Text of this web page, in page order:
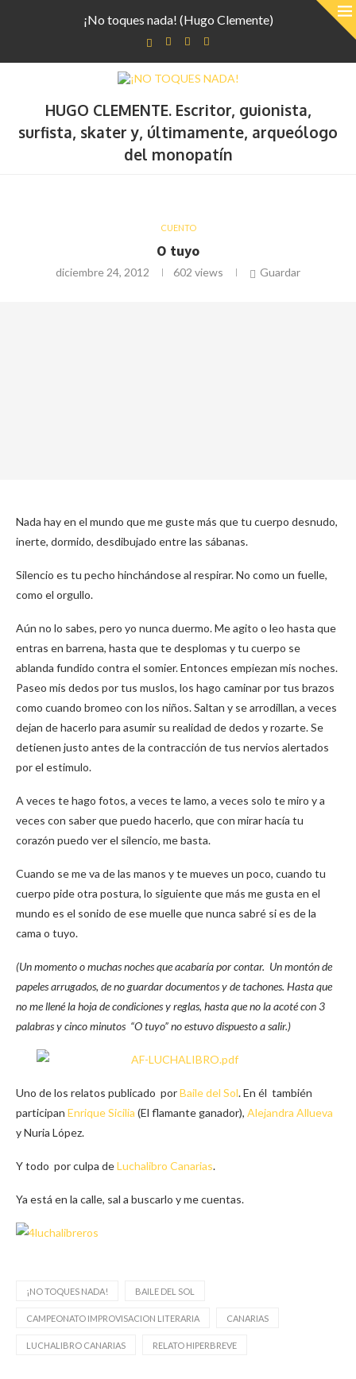
¡No toques nada! (Hugo Clemente)
HUGO CLEMENTE. Escritor, guionista,
surfista, skater y, últimamente, arqueólogo
del monopatín
CUENTO
O tuyo
diciembre 24, 2012 602 views Guardar
Nada hay en el mundo que me guste más que tu cuerpo desnudo,
inerte, dormido, desdibujado entre las sábanas.
Silencio es tu pecho hinchándose al respirar. No como un fuelle,
como el orgullo.
Aún no lo sabes, pero yo nunca duermo. Me agito o leo hasta que
entras en barrena, hasta que te desplomas y tu cuerpo se
ablanda fundido contra el somier. Entonces empiezan mis noches.
Paseo mis dedos por tus muslos, los hago caminar por tus brazos
como cuando bromeo con los niños. Saltan y se arrodillan, a veces
dejan de hacerlo para asumir su realidad de dedos y rozarte. Se
detienen justo antes de la contracción de tus nervios alertados
por el estimulo.
A veces te hago fotos, a veces te lamo, a veces solo te miro y a
veces con saber que puedo hacerlo, que con mirar hacía tu
corazón puedo ver el silencio, me basta.
Cuando se me va de las manos y te mueves un poco, cuando tu
cuerpo pide otra postura, lo siguiente que más me gusta en el
mundo es el sonido de ese muelle que nunca sabré si es de la
cama o tuyo.
(Un momento o muchas noches que acabaría por contar. Un montón de
papeles arrugados, de no guardar documentos y de tachones. Hasta que
no me llené la hoja de condiciones y reglas, hasta que no la acoté con 3
palabras y cinco minutos “O tuyo” no estuvo dispuesto a salir.)
Uno de los relatos publicado porBaile del Sol. En él también
participan Enrique Sicilia (El flamante ganador), Alejandra Allueva
y Nuria López.
Y todo por culpa deLuchalibro Canarias.
Ya está en la calle, sal a buscarlo y me cuentas.
¡NO TOQUES NADA! BAILE DEL SOL
CAMPEONATO IMPROVISACION LITERARIA CANARIAS
LUCHALIBRO CANARIAS RELATO HIPERBREVE